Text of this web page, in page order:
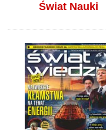
Świat Nauki